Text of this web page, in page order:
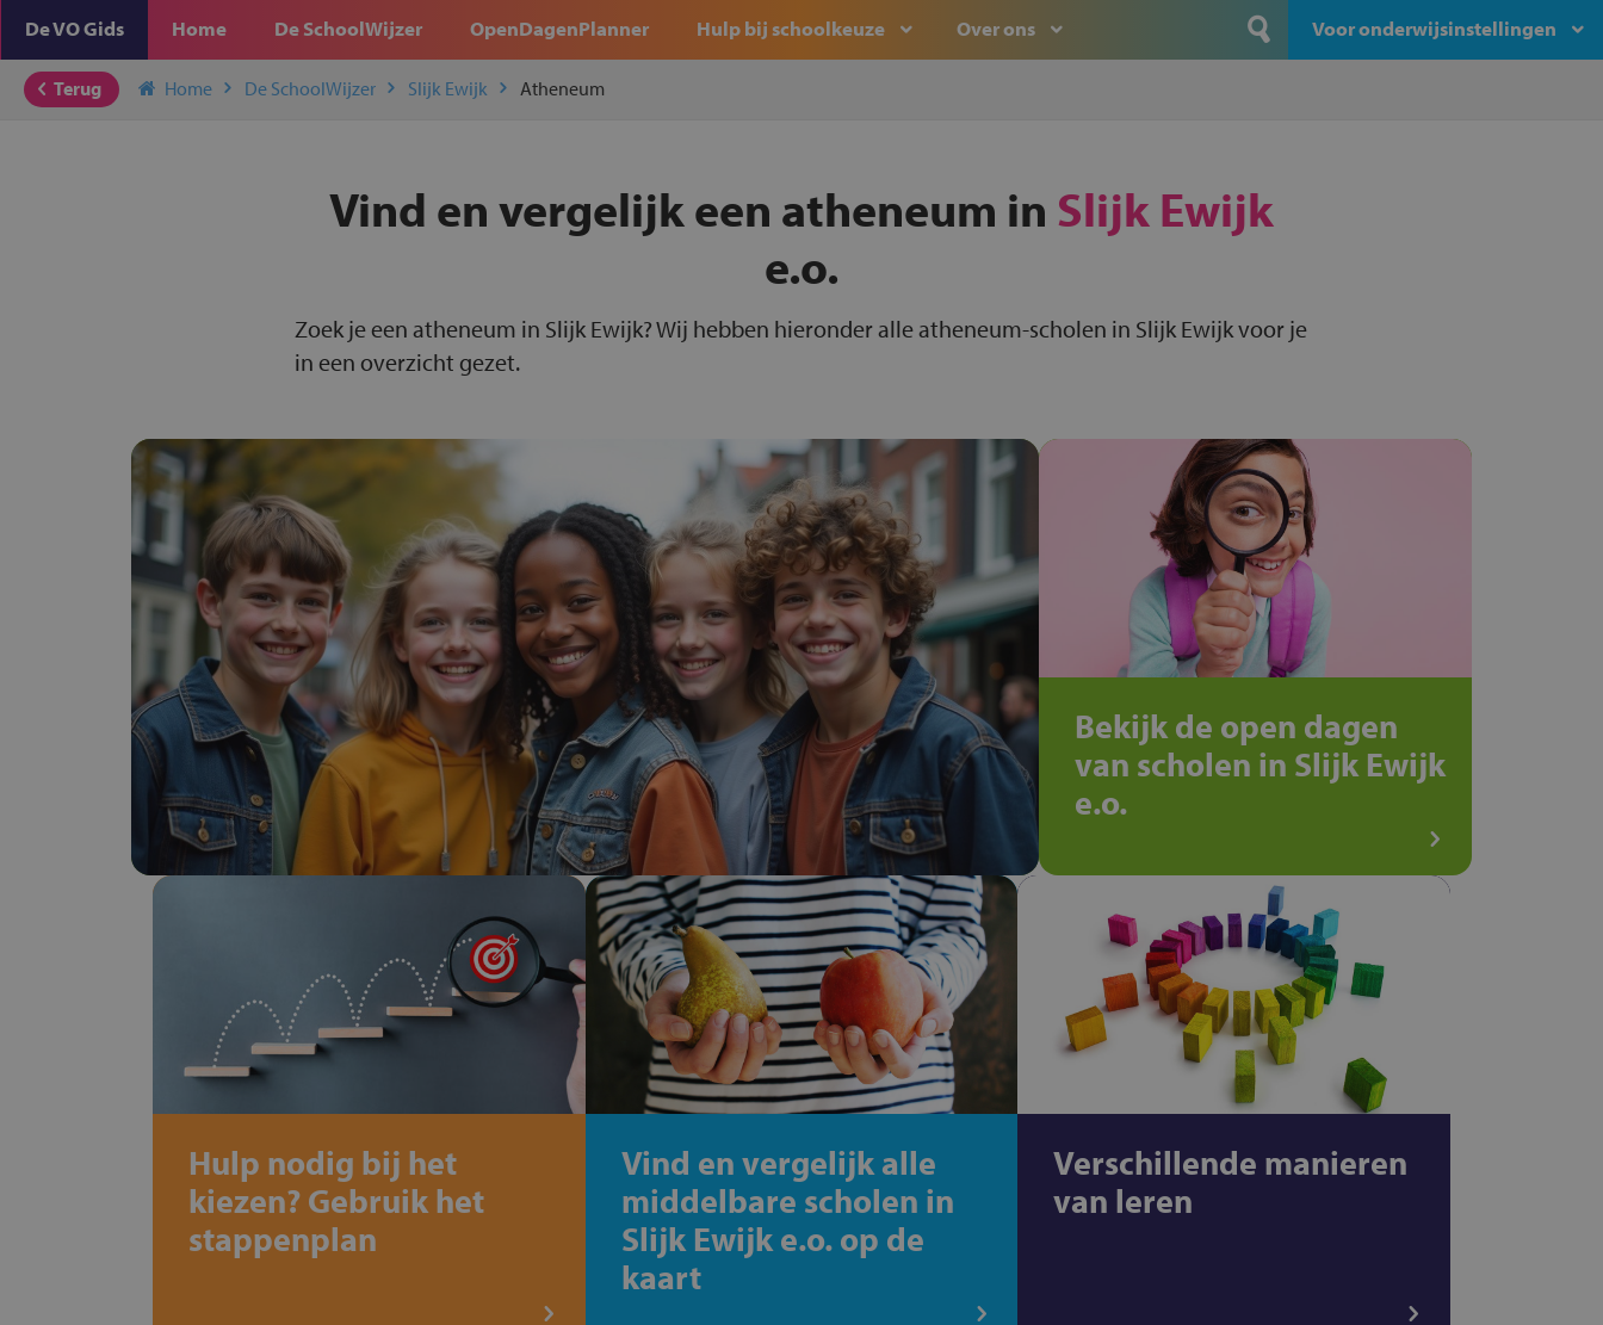
De VO Gids Home De SchoolWijzer OpenDagenPlanner Hulp bij schoolkeuze Over ons Voor onderwijsinstellingen
Terug Home De SchoolWijzer Slijk Ewijk Atheneum
Vind en vergelijk een atheneum in Slijk Ewijk
e.o.
Zoek je een atheneum in Slijk Ewijk? Wij hebben hieronder alle atheneum-scholen in Slijk Ewijk voor je
in een overzicht gezet.
Bekijk de open dagen
van scholen in Slijk Ewijk
e.o.
Hulp nodig bij het
kiezen? Gebruik het
stappenplan
Vind en vergelijk alle
middelbare scholen in
Slijk Ewijk e.o. op de
kaart
Verschillende manieren
van leren